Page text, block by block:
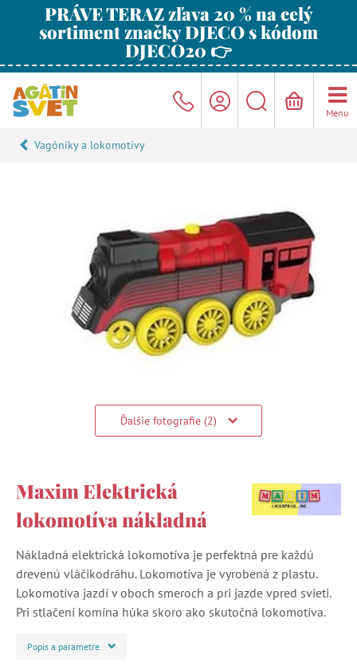
PRÁVE TERAZ zľava 20 % na celý
sortiment značky DJECO s kódom
DJECO20 👉
Menu
Vagóniky a lokomotívy
Ďalšie fotografie (2)
Maxim Elektrická
lokomotíva nákladná
Nákladná elektrická lokomotíva je perfektná pre každú
drevenú vláčikodráhu. Lokomotíva je vyrobená z plastu.
Lokomotíva jazdí v oboch smeroch a pri jazde vpred svieti.
Pri stlačení komína húka skoro ako skutočná lokomotíva.
Popis a parametre